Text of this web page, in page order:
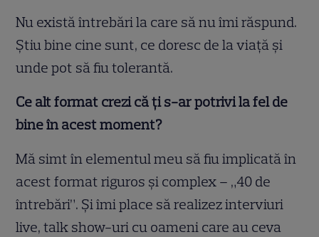
Nu există întrebări la care să nu îmi răspund.
Ştiu bine cine sunt, ce doresc de la viaţă şi
unde pot să fiu tolerantă.
Ce alt format crezi că ți s-ar potrivi la fel de
bine în acest moment?
Mă simt în elementul meu să fiu implicată în
acest format riguros şi complex – „40 de
întrebări”. Şi îmi place să realizez interviuri
live, talk show-uri cu oameni care au ceva